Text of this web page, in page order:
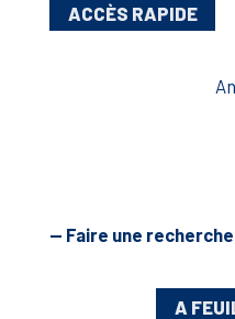
ACCÈS RAPIDE
— Faire une recherche
A